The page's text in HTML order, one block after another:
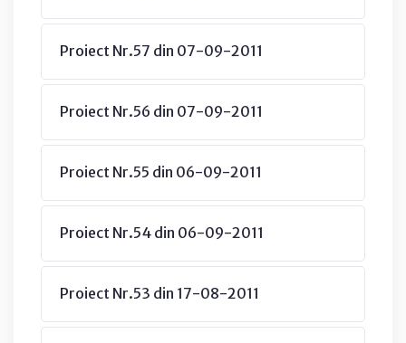
Proiect Nr.57 din 07-09-2011
Proiect Nr.56 din 07-09-2011
Proiect Nr.55 din 06-09-2011
Proiect Nr.54 din 06-09-2011
Proiect Nr.53 din 17-08-2011